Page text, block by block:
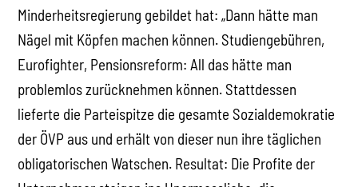
Minderheitsregierung gebildet hat: „Dann hätte man
Nägel mit Köpfen machen können. Studiengebühren,
Eurofighter, Pensionsreform: All das hätte man
problemlos zurücknehmen können. Stattdessen
lieferte die Parteispitze die gesamte Sozialdemokratie
der ÖVP aus und erhält von dieser nun ihre täglichen
obligatorischen Watschen. Resultat: Die Profite der